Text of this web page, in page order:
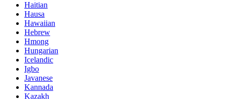
Haitian
Hausa
Hawaiian
Hebrew
Hmong
Hungarian
Icelandic
Igbo
Javanese
Kannada
Kazakh